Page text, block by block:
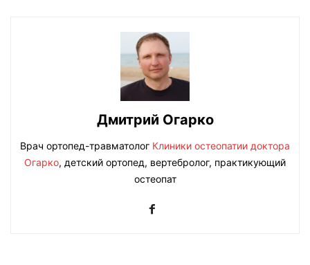
Дмитрий Огарко
Врач ортопед-травматолог Клиники остеопатии доктора
Огарко, детский ортопед, вертебролог, практикующий
остеопат